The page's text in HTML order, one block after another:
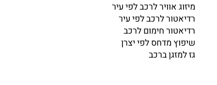
מיזוג אוויר לרכב לפי עיר
רדיאטור לרכב לפי עיר
רדיאטור חימום לרכב
שיפוץ מדחס לפי יצרן
גז למזגן ברכב